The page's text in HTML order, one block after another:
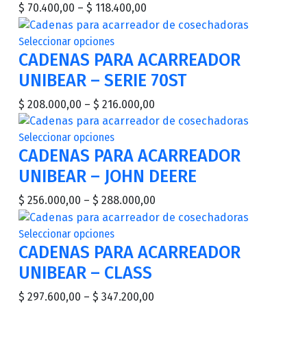
$ 70.400,00 – $ 118.400,00
Seleccionar opciones
CADENAS PARA ACARREADOR
UNIBEAR – SERIE 70ST
$ 208.000,00 – $ 216.000,00
Seleccionar opciones
CADENAS PARA ACARREADOR
UNIBEAR – JOHN DEERE
$ 256.000,00 – $ 288.000,00
Seleccionar opciones
CADENAS PARA ACARREADOR
UNIBEAR – CLASS
$ 297.600,00 – $ 347.200,00